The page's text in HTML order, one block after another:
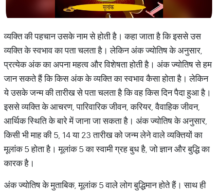
व्यक्ति की पहचान उसके नाम से होती है। कहा जाता है कि इससे उस
व्यक्ति के स्वभाव का पता चलता है। लेकिन अंक ज्योतिष के अनुसार,
प्रत्येक अंक का अपना महत्व और विशेषता होती है। अंक ज्योतिष से हम
जान सकते हैं कि किस अंक के व्यक्ति का स्वभाव कैसा होता है। लेकिन
ये उसके जन्म की तारीख से पता चलता है कि वह किस दिन पैदा हुआ है।
इससे व्यक्ति के आचरण, पारिवारिक जीवन, करियर, वैवाहिक जीवन,
आर्थिक स्थिति के बारे में जाना जा सकता है। अंक ज्योतिष के अनुसार,
किसी भी माह की 5, 14 या 23 तारीख को जन्म लेने वाले व्यक्तियों का
मूलांक 5 होता है। मूलांक 5 का स्वामी ग्रह बुध है, जो ज्ञान और बुद्धि का
कारक है।
अंक ज्योतिष के मुताबिक, मूलांक 5 वाले लोग बुद्धिमान होते हैं। साथ ही